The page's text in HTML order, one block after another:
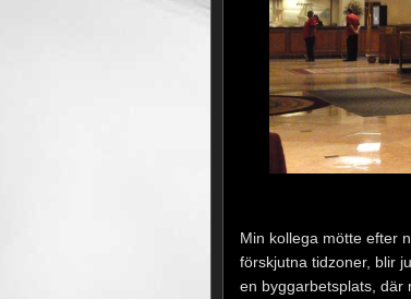
Min kollega mötte efter
förskjutna tidzoner, blir
en byggarbetsplats, där